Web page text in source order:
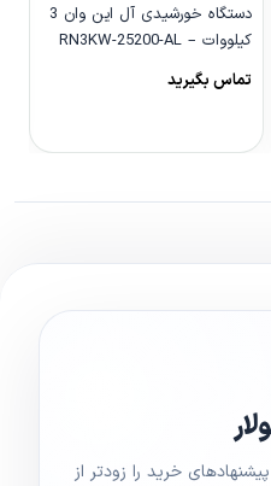
دستگاه خورشیدی آل این وان 3
کیلووات – RN3KW-25200-AL
تماس بگیرید
خرید را زودتر از